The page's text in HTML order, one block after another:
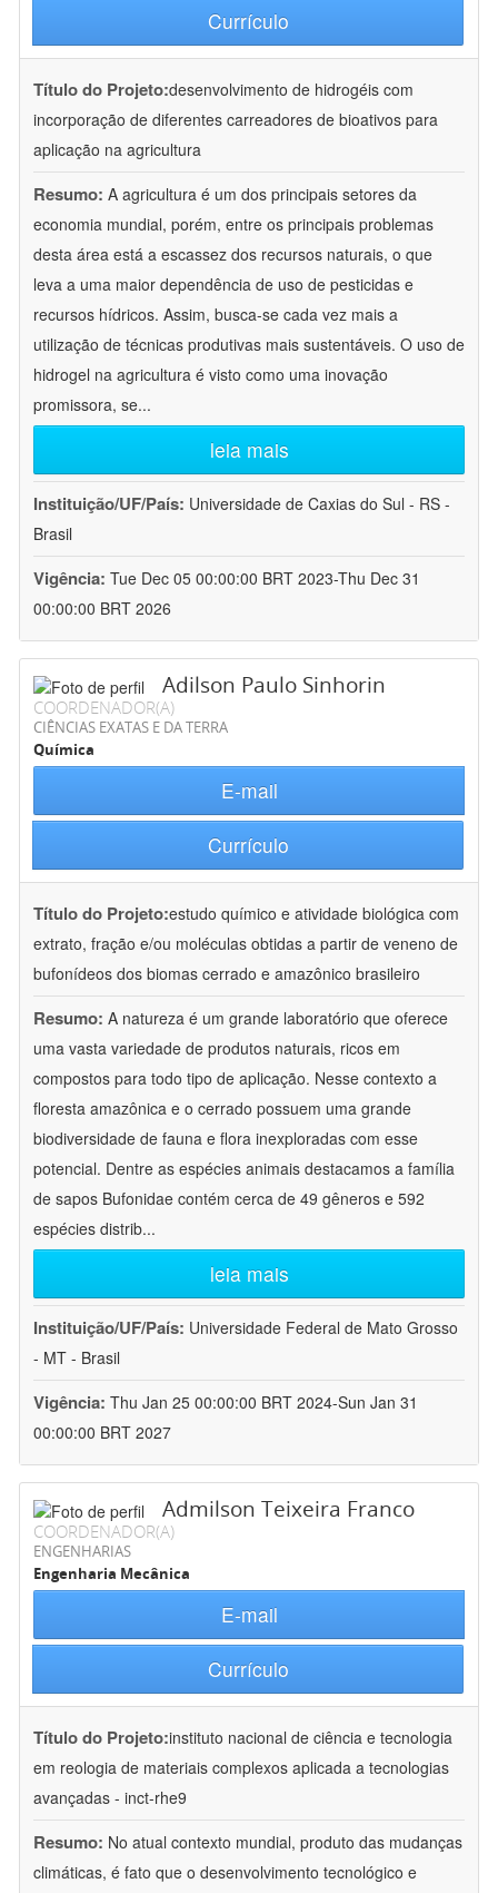
Currículo
Título do Projeto:desenvolvimento de hidrogéis com
incorporação de diferentes carreadores de bioativos para
aplicação na agricultura
Resumo: A agricultura é um dos principais setores da
economia mundial, porém, entre os principais problemas
desta área está a escassez dos recursos naturais, o que
leva a uma maior dependência de uso de pesticidas e
recursos hídricos. Assim, busca-se cada vez mais a
utilização de técnicas produtivas mais sustentáveis. O uso de
hidrogel na agricultura é visto como uma inovação
promissora, se...
leia mais
Instituição/UF/País: Universidade de Caxias do Sul - RS -
Brasil
Vigência: Tue Dec 05 00:00:00 BRT 2023-Thu Dec 31
00:00:00 BRT 2026
Adilson Paulo Sinhorin
COORDENADOR(A)
CIÊNCIAS EXATAS E DA TERRA
Química
E-mail
Currículo
Título do Projeto:estudo químico e atividade biológica com
extrato, fração e/ou moléculas obtidas a partir de veneno de
bufonídeos dos biomas cerrado e amazônico brasileiro
Resumo: A natureza é um grande laboratório que oferece
uma vasta variedade de produtos naturais, ricos em
compostos para todo tipo de aplicação. Nesse contexto a
floresta amazônica e o cerrado possuem uma grande
biodiversidade de fauna e flora inexploradas com esse
potencial. Dentre as espécies animais destacamos a família
de sapos Bufonidae contém cerca de 49 gêneros e 592
espécies distrib...
leia mais
Instituição/UF/País: Universidade Federal de Mato Grosso
- MT - Brasil
Vigência: Thu Jan 25 00:00:00 BRT 2024-Sun Jan 31
00:00:00 BRT 2027
Admilson Teixeira Franco
COORDENADOR(A)
ENGENHARIAS
Engenharia Mecânica
E-mail
Currículo
Título do Projeto:instituto nacional de ciência e tecnologia
em reologia de materiais complexos aplicada a tecnologias
avançadas - inct-rhe9
Resumo: No atual contexto mundial, produto das mudanças
climáticas, é fato que o desenvolvimento tecnológico e